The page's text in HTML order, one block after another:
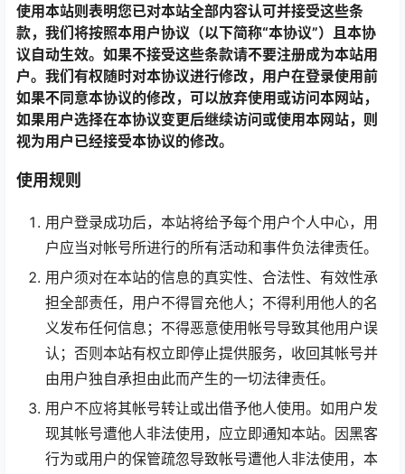
使用本站则表明您已对本站全部内容认可并接受这些条
款，我们将按照本用户协议（以下简称“本协议”）且本协
议自动生效。如果不接受这些条款请不要注册成为本站用
户。我们有权随时对本协议进行修改，用户在登录使用前
如果不同意本协议的修改，可以放弃使用或访问本网站，
如果用户选择在本协议变更后继续访问或使用本网站，则
视为用户已经接受本协议的修改。
使用规则
用户登录成功后，本站将给予每个用户个人中心，用
户应当对帐号所进行的所有活动和事件负法律责任。
用户须对在本站的信息的真实性、合法性、有效性承
担全部责任，用户不得冒充他人；不得利用他人的名
义发布任何信息；不得恶意使用帐号导致其他用户误
认；否则本站有权立即停止提供服务，收回其帐号并
由用户独自承担由此而产生的一切法律责任。
用户不应将其帐号转让或出借予他人使用。如用户发
现其帐号遭他人非法使用，应立即通知本站。因黑客
行为或用户的保管疏忽导致帐号遭他人非法使用，本